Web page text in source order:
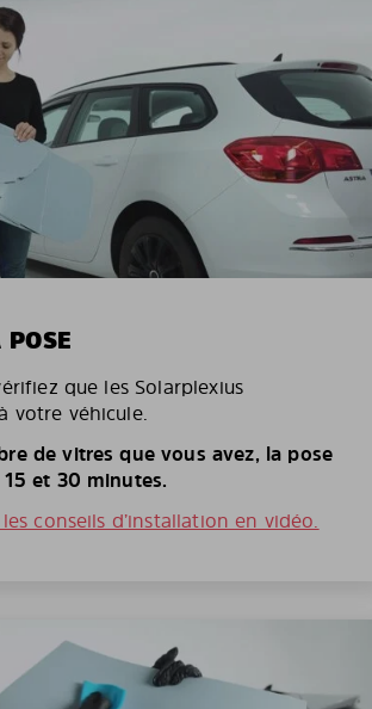
que les Solarplexius
votre véhicule.
de vitres que vous avez, la pose
et 30 minutes.
conseils d’installation en vidéo.